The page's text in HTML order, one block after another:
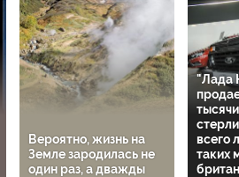
Вероятно, жизнь на
Земле зародилась не
один раз, а дважды
"Лада
всего
таких